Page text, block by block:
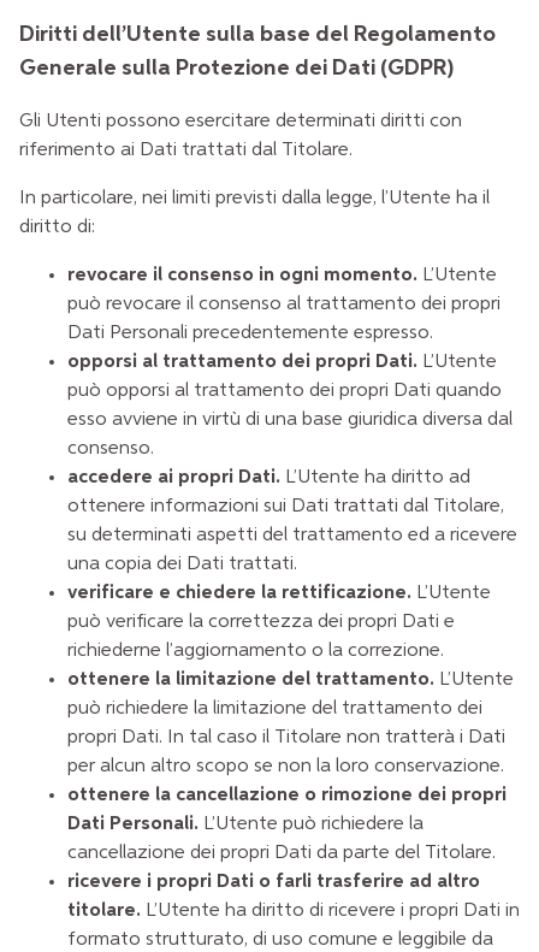
Diritti dell’Utente sulla base del Regolamento
Generale sulla Protezione dei Dati (GDPR)
Gli Utenti possono esercitare determinati diritti con
riferimento ai Dati trattati dal Titolare.
In particolare, nei limiti previsti dalla legge, l’Utente ha il
diritto di:
revocare il consenso in ogni momento. L’Utente
può revocare il consenso al trattamento dei propri
Dati Personali precedentemente espresso.
opporsi al trattamento dei propri Dati. L’Utente
può opporsi al trattamento dei propri Dati quando
esso avviene in virtù di una base giuridica diversa dal
consenso.
accedere ai propri Dati. L’Utente ha diritto ad
ottenere informazioni sui Dati trattati dal Titolare,
su determinati aspetti del trattamento ed a ricevere
una copia dei Dati trattati.
verificare e chiedere la rettificazione. L’Utente
può verificare la correttezza dei propri Dati e
richiederne l’aggiornamento o la correzione.
ottenere la limitazione del trattamento. L’Utente
può richiedere la limitazione del trattamento dei
propri Dati. In tal caso il Titolare non tratterà i Dati
per alcun altro scopo se non la loro conservazione.
ottenere la cancellazione o rimozione dei propri
Dati Personali. L’Utente può richiedere la
cancellazione dei propri Dati da parte del Titolare.
ricevere i propri Dati o farli trasferire ad altro
titolare. L’Utente ha diritto di ricevere i propri Dati in
formato strutturato, di uso comune e leggibile da